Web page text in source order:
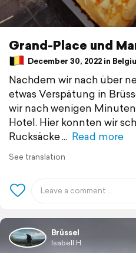
Grand-Place und
December 30, 2022 in
Nachdem wir nach über
etwas Verspätung in
wir nach wenigen
Hotel. Hier konnten wir
Rucksäcke
Read more
See translation
Brüssel
Isabell H.